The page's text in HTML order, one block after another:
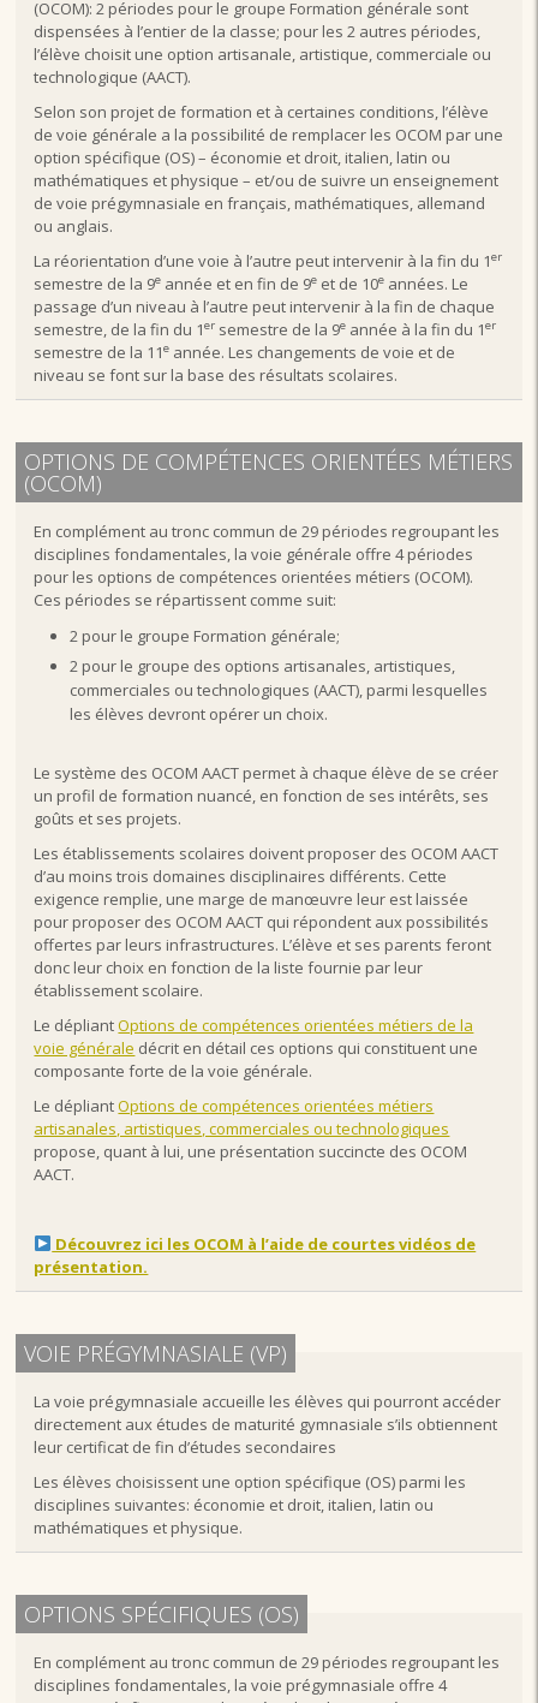
(OCOM): 2 périodes pour le groupe Formation générale sont
dispensées à l’entier de la classe; pour les 2 autres périodes,
l’élève choisit une option artisanale, artistique, commerciale ou
technologique (AACT).
Selon son projet de formation et à certaines conditions, l’élève
de voie générale a la possibilité de remplacer les OCOM par une
option spécifique (OS) – économie et droit, italien, latin ou
mathématiques et physique – et/ou de suivre un enseignement
de voie prégymnasiale en français, mathématiques, allemand
ou anglais.
La réorientation d’une voie à l’autre peut intervenir à la fin du 1er
semestre de la 9e année et en fin de 9e et de 10e années. Le
passage d’un niveau à l’autre peut intervenir à la fin de chaque
semestre, de la fin du 1er semestre de la 9e année à la fin du 1er
semestre de la 11e année. Les changements de voie et de
niveau se font sur la base des résultats scolaires.
OPTIONS DE COMPÉTENCES ORIENTÉES MÉTIERS
(OCOM)
En complément au tronc commun de 29 périodes regroupant les
disciplines fondamentales, la voie générale offre 4 périodes
pour les options de compétences orientées métiers (OCOM).
Ces périodes se répartissent comme suit:
2 pour le groupe Formation générale;
2 pour le groupe des options artisanales, artistiques,
commerciales ou technologiques (AACT), parmi lesquelles
les élèves devront opérer un choix.
Le système des OCOM AACT permet à chaque élève de se créer
un profil de formation nuancé, en fonction de ses intérêts, ses
goûts et ses projets.
Les établissements scolaires doivent proposer des OCOM AACT
d’au moins trois domaines disciplinaires différents. Cette
exigence remplie, une marge de manœuvre leur est laissée
pour proposer des OCOM AACT qui répondent aux possibilités
offertes par leurs infrastructures. L’élève et ses parents feront
donc leur choix en fonction de la liste fournie par leur
établissement scolaire.
Le dépliantOptions de compétences orientées métiers de la
voie générale décrit en détail ces options qui constituent une
composante forte de la voie générale.
Le dépliantOptions de compétences orientées métiers
artisanales, artistiques, commerciales ou technologiques
propose, quant à lui, une présentation succincte des OCOM
AACT.
Découvrez ici les OCOM à l’aide de courtes vidéos de
présentation.
VOIE PRÉGYMNASIALE (VP)
La voie prégymnasiale accueille les élèves qui pourront accéder
directement aux études de maturité gymnasiale s’ils obtiennent
leur certificat de fin d’études secondaires
Les élèves choisissent une option spécifique (OS) parmi les
disciplines suivantes: économie et droit, italien, latin ou
mathématiques et physique.
OPTIONS SPÉCIFIQUES (OS)
En complément au tronc commun de 29 périodes regroupant les
disciplines fondamentales, la voie prégymnasiale offre 4